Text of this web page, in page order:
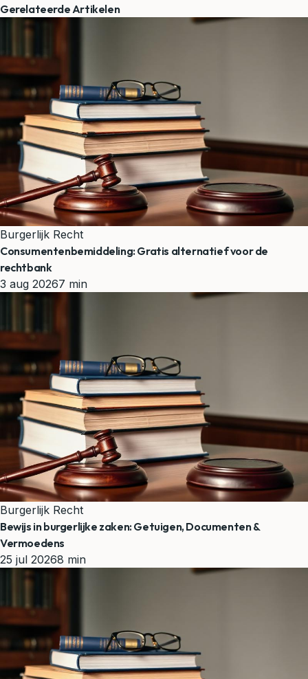
Gerelateerde Artikelen
Burgerlijk Recht
Consumentenbemiddeling: Gratis alternatief voor de
rechtbank
3 aug 20267 min
Burgerlijk Recht
Bewijs in burgerlijke zaken: Getuigen, Documenten &
Vermoedens
25 jul 20268 min